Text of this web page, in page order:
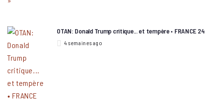
OTAN: Donald Trump critique... et tempère • FRANCE 24
4 semaines ago